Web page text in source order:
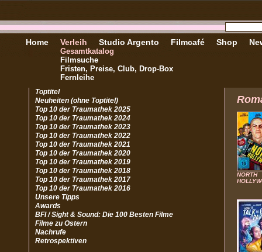
Home Verleih
Gesamtkatalog
Filmsuche
Fristen, Preise, Club, Drop-Box
Fernleihe
Studio Argento Filmcafé Shop
Toptitel
Neuheiten (ohne Toptitel)
Top 10 der Traumathek 2025
Top 10 der Traumathek 2024
Top 10 der Traumathek 2023
Top 10 der Traumathek 2022
Top 10 der Traumathek 2021
Top 10 der Traumathek 2020
Top 10 der Traumathek 2019
Top 10 der Traumathek 2018
Top 10 der Traumathek 2017
Top 10 der Traumathek 2016
Unsere Tipps
Awards
BFI / Sight & Sound: Die 100 Besten Filme
Filme zu Ostern
Nachrufe
Retrospektiven
NORTH